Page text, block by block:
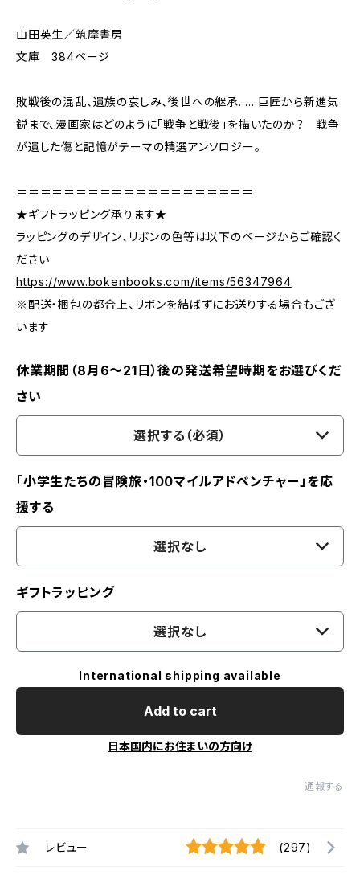
山田英生／筑摩書房
文庫 384ページ
敗戦後の混乱、遺族の哀しみ、後世への継承……巨匠から新進気
鋭まで、漫画家はどのように「戦争と戦後」を描いたのか？ 戦争
が遺した傷と記憶がテーマの精選アンソロジー。
＝＝＝＝＝＝＝＝＝＝＝＝＝＝＝＝＝＝＝＝
★ギフトラッピング承ります★
ラッピングのデザイン、リボンの色等は以下のページからご確認く
ださい
https://www.bokenbooks.com/items/56347964
※配送・梱包の都合上、リボンを結ばずにお送りする場合もござ
います
休業期間（8月6〜21日）後の発送希望時期をお選びくだ
さい
選択する（必須）
「小学生たちの冒険旅・100マイルアドベンチャー」を応
援する
選択なし
ギフトラッピング
選択なし
International shipping available
Add to cart
日本国内にお住まいの方向け
通報する
レビュー (297)